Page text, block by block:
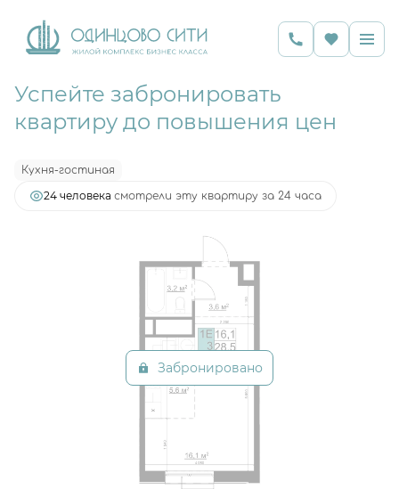
Успейте забронировать
квартиру до повышения цен
Студия28.5 м2
Ипотекаот 15 734 руб.
Кухня-гостиная
24 человекa смотрели эту квартиру за 24 часа
Забронировано